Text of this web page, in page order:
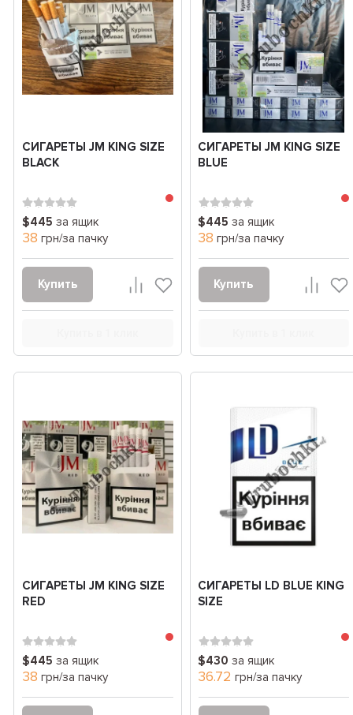
СИГАРЕТЫ JM KING SIZE
BLACK
$445 за ящик
38 грн/за пачку
Купить
СИГАРЕТЫ JM KING SIZE
BLUE
$445 за ящик
38 грн/за пачку
Купить
СИГАРЕТЫ JM KING SIZE
RED
$445 за ящик
38 грн/за пачку
СИГАРЕТЫ LD BLUE KING
SIZE
$430 за ящик
36.72 грн/за пачку